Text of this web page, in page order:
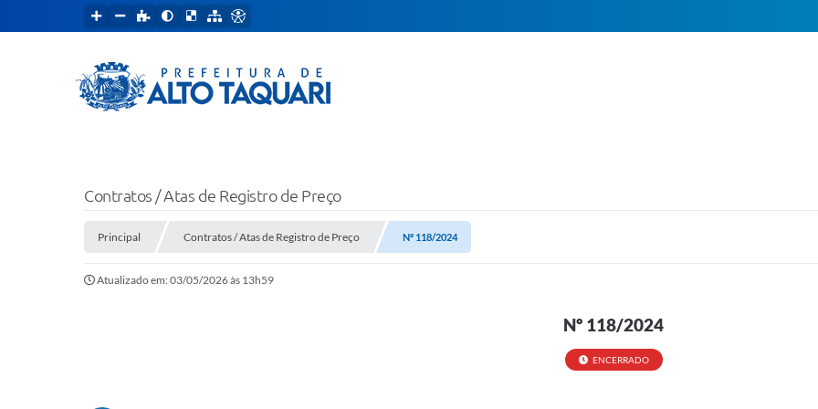
Contratos / Atas de Registro de Preço
Principal Contratos / Atas de Registro de Preço Nº 118/2024
Atualizado em: 03/05/2026 às 13h59
Nº 118/2024
ENCERRADO